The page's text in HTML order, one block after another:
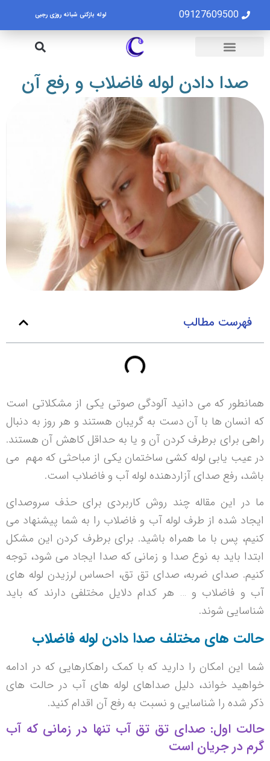
09127609500 لوله بازکنی شبانه روزی رجبی
صدا دادن لوله فاضلاب و رفع آن
فهرست مطالب
همانطور که می دانید آلودگی صوتی یکی از مشکلاتی است
که انسان ها با آن دست به گریبان هستند و هر روز به دنبال
راهی برای برطرف کردن آن و یا به حداقل کاهش آن هستند.
در عیب یابی لوله کشی ساختمان یکی از مباحثی که مهم می
باشد، رفع صدای آزاردهنده لوله آب و فاضلاب است.
ما در این مقاله چند روش کاربردی برای حذف سروصدای
ایجاد شده از طرف لوله آب و فاضلاب را به شما پیشنهاد می
کنیم، پس با ما همراه باشید. برای برطرف کردن این مشکل
ابتدا باید به نوع صدا و زمانی که صدا ایجاد می شود، توجه
کنیم. صدای ضربه، صدای تق تق، احساس لرزیدن لوله های
آب و فاضلاب و … هر کدام دلایل مختلفی دارند که باید
شناسایی شوند.
حالت های مختلف صدا دادن لوله فاضلاب
شما این امکان را دارید که با کمک راهکارهایی که در ادامه
خواهید خواند، دلیل صداهای لوله های آب در حالت های
ذکر شده را شناسایی و نسبت به رفع آن اقدام کنید.
حالت اول: صدای تق تق آب تنها در زمانی که آب
گرم در جریان است